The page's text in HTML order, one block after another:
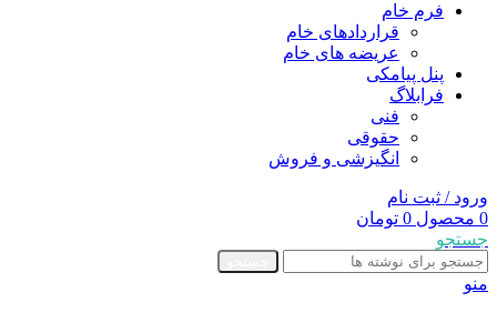
فرم خام
قراردادهای خام
عریضه های خام
پنل پیامکی
فرابلاگ
فنی
حقوقی
انگیزشی و فروش
ورود / ثبت نام
0 محصول 0 تومان
جستجو
منو